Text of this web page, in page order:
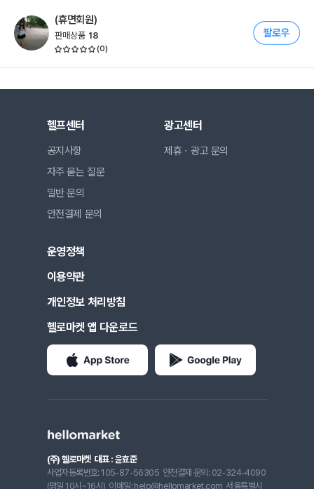
(휴면회원)
판매상품 18
(0)
헬프센터
공지사항
자주 묻는 질문
일반 문의
안전결제 문의
광고센터
제휴ㆍ광고 문의
운영정책
이용약관
개인정보 처리방침
헬로마켓 앱 다운로드
(주) 헬로마켓 대표 : 윤효준
사업자등록번호: 105-87-56305 안전결제 문의: 02-324-4090
(평일 10시~16시) 이메일: help@hellomarket.com 서울특별시